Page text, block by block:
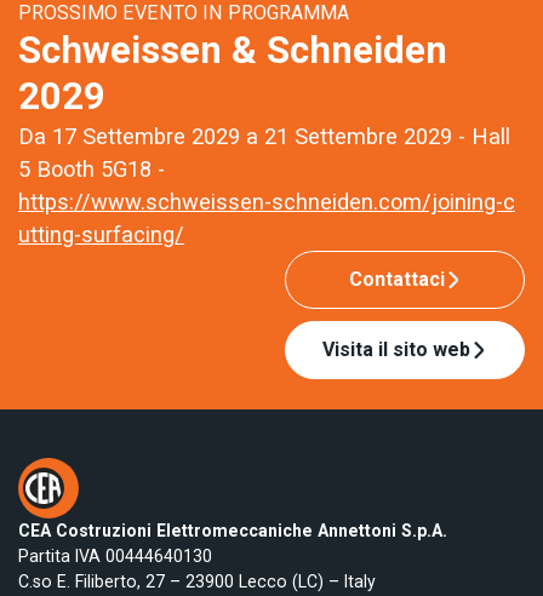
PROSSIMO EVENTO IN PROGRAMMA
Schweissen & Schneiden
2029
Da 17 Settembre 2029 a 21 Settembre 2029 - Hall
5 Booth 5G18 -
https://www.schweissen-schneiden.com/joining-c
utting-surfacing/
Contattaci
Visita il sito web
CEA Costruzioni Elettromeccaniche Annettoni S.p.A.
Partita IVA 00444640130
C.so E. Filiberto, 27 – 23900 Lecco (LC) – Italy